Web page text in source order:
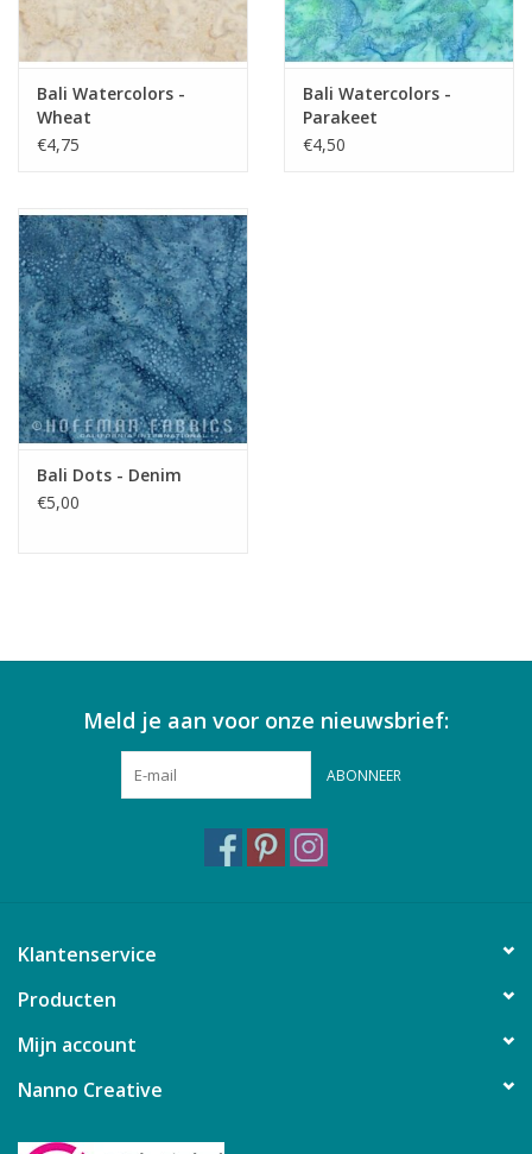
Bali Watercolors -
Wheat
€4,75
Bali Watercolors -
Parakeet
€4,50
Bali Dots - Denim
€5,00
Meld je aan voor onze nieuwsbrief:
ABONNEER
Klantenservice
Producten
Mijn account
Nanno Creative